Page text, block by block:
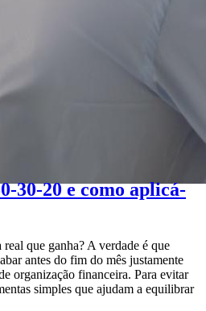
30-20 e como aplicá-
que ganha? A verdade é que
antes do fim do mês justamente
organização financeira. Para evitar
simples que ajudam a equilibrar